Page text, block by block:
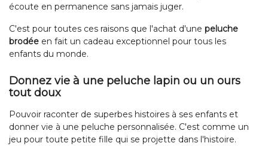
écoute en permanence sans jamais juger.
C'est pour toutes ces raisons que l'achat d'une peluche
brodée en fait un cadeau exceptionnel pour tous les
enfants du monde.
Donnez vie à une peluche lapin ou un ours
tout doux
Pouvoir raconter de superbes histoires à ses enfants et
donner vie à une peluche personnalisée. C'est comme un
jeu pour toute petite fille qui se projette dans l'histoire.